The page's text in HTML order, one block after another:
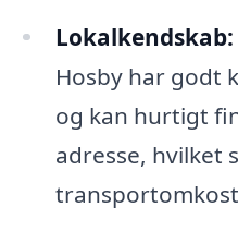
Lokalkendskab:
Hosby har godt
og kan hurtigt
adresse, hvilket